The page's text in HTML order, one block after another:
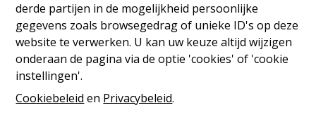
derde partijen in de mogelijkheid persoonlijke
gegevens zoals browsegedrag of unieke ID's op deze
website te verwerken. U kan uw keuze altijd wijzigen
onderaan de pagina via de optie 'cookies' of 'cookie
instellingen'.
Cookiebeleid en Privacybeleid.